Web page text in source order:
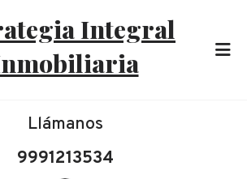
Integral
Llámanos
9991213534